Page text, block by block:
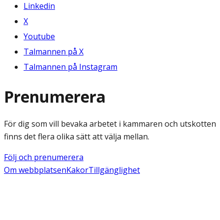
Linkedin
X
Youtube
Talmannen på X
Talmannen på Instagram
Prenumerera
För dig som vill bevaka arbetet i kammaren och utskotten
finns det flera olika sätt att välja mellan.
Följ och prenumerera
Om webbplatsenKakorTillgänglighet